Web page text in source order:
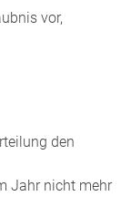
vor,
den
Jahr nicht mehr